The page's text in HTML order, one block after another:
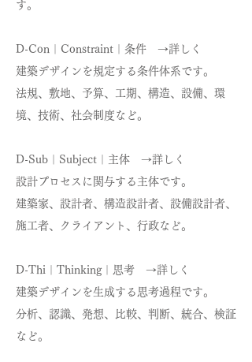
す。
D-Con｜Constraint｜条件 →詳しく
建築デザインを規定する条件体系です。
法規、敷地、予算、工期、構造、設備、環
境、技術、社会制度など。
D-Sub｜Subject｜主体 →詳しく
設計プロセスに関与する主体です。
建築家、設計者、構造設計者、設備設計者、
施工者、クライアント、行政など。
D-Thi｜Thinking｜思考 →詳しく
建築デザインを生成する思考過程です。
分析、認識、発想、比較、判断、統合、検証
など。